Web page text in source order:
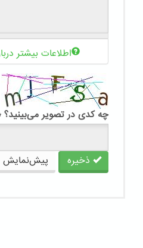
اطلاعات بیشتر
چه کدی در تصویر می‌بینید؟
ذخیره پیش‌نمایش